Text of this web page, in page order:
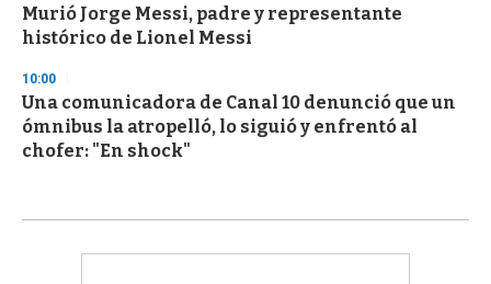
Murió Jorge Messi, padre y representante
histórico de Lionel Messi
10:00
Una comunicadora de Canal 10 denunció que un
ómnibus la atropelló, lo siguió y enfrentó al
chofer: "En shock"